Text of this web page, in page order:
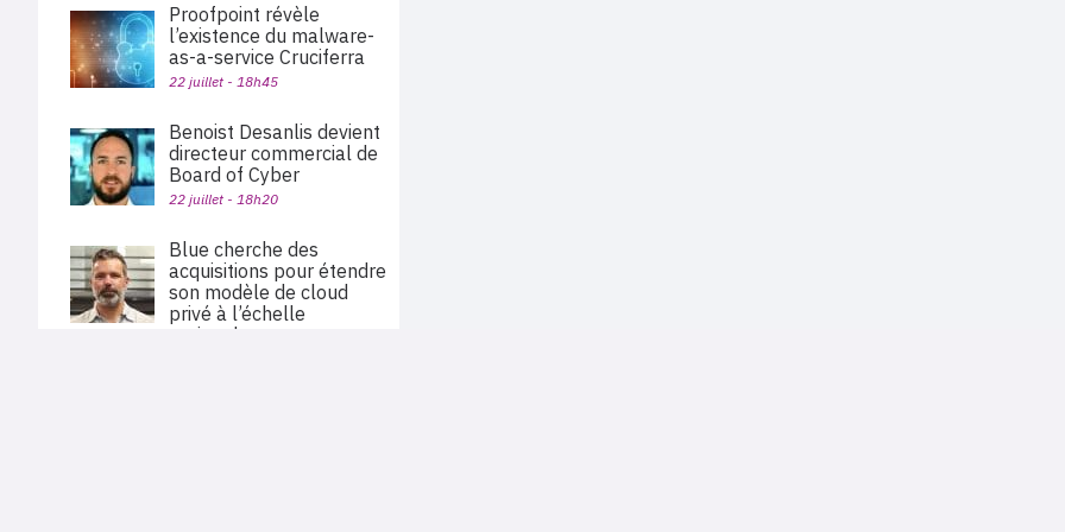
Proofpoint révèle
l’existence du malware-
as-a-service Cruciferra
22 juillet - 18h45
Benoist Desanlis devient
directeur commercial de
Board of Cyber
22 juillet - 18h20
Blue cherche des
acquisitions pour étendre
son modèle de cloud
privé à l’échelle
nationale